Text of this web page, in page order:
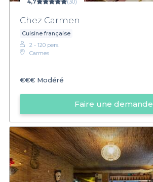
Chez Carmen
Cuisine française
2 - 120 pers.
Carmes
€€€ Modéré
Faire une demande